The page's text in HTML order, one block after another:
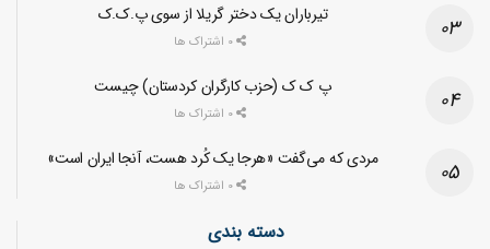
تیرباران یک دختر گریلا از سوی پ.ک.ک
پ ک ک (حزب کارگران کردستان) چیست
مردی که می‌گفت «هرجا یک کُرد هست، آنجا ایران است»
دسته بندی